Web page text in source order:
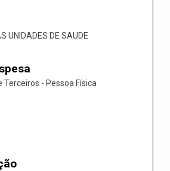
UNIDADES DE SAUDE
Terceiros - Pessoa Física